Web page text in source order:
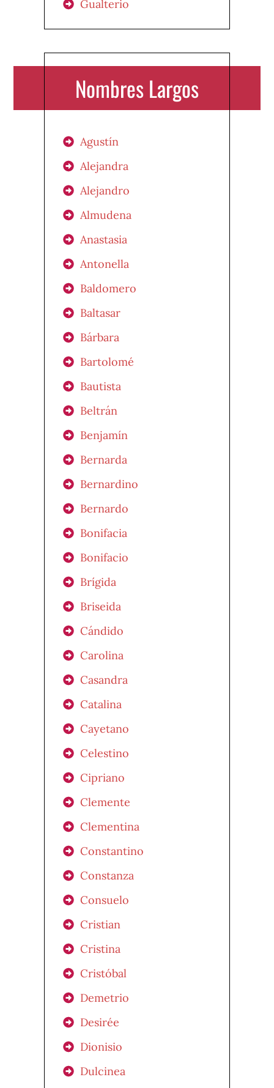
Gualterio
Nombres Largos
Agustín
Alejandra
Alejandro
Almudena
Anastasia
Antonella
Baldomero
Baltasar
Bárbara
Bartolomé
Bautista
Beltrán
Benjamín
Bernarda
Bernardino
Bernardo
Bonifacia
Bonifacio
Brígida
Briseida
Cándido
Carolina
Casandra
Catalina
Cayetano
Celestino
Cipriano
Clemente
Clementina
Constantino
Constanza
Consuelo
Cristian
Cristina
Cristóbal
Demetrio
Desirée
Dionisio
Dulcinea